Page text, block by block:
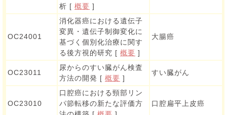
析 [ 概要 ]
OC24001
消化器癌における遺伝子
変異・遺伝子制御変化に
基づく個別化治療に関す
る後方視的研究 [ 概要 ]
大腸癌
OC23011
尿からのすい臓がん検査
方法の開発 [ 概要 ]
すい臓がん
OC23010
口腔癌における頸部リン
パ節転移の新たな評価方
口腔扁平上皮癌